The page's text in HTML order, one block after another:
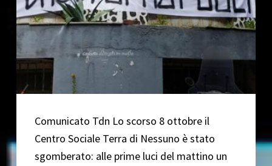
Comunicato Tdn Lo scorso 8 ottobre il
Centro Sociale Terra di Nessuno è stato
sgomberato: alle prime luci del mattino un